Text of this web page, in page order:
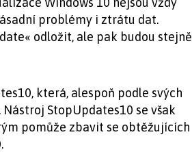
problémy i ztrátu dat.
odložit, ale pak budou stejně
která, alespoň podle svých
StopUpdates10 se však
pomůže zbavit se obtěžujících